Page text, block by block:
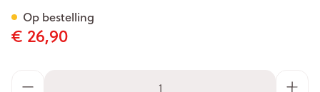
€ 26,90
Op bestelling